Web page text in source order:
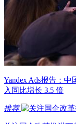
Yandex Ads报告：
入同比增长 3.5 倍
推荐